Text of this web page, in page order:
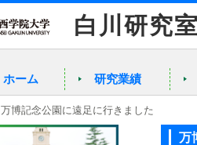
白川研究室
ホーム 研究業績
万博記念公園に遠足に行きました
万